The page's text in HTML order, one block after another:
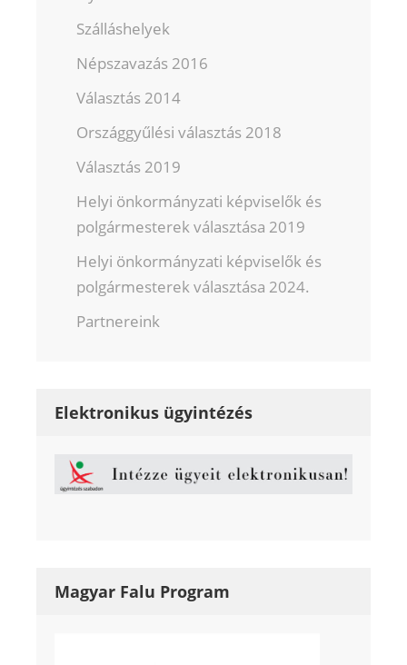
Szálláshelyek
Népszavazás 2016
Választás 2014
Országgyűlési választás 2018
Választás 2019
Helyi önkormányzati képviselők és
polgármesterek választása 2019
Helyi önkormányzati képviselők és
polgármesterek választása 2024.
Partnereink
Elektronikus ügyintézés
Magyar Falu Program